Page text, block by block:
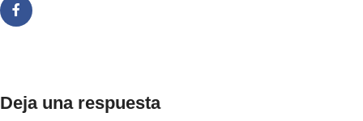
Deja una respuesta